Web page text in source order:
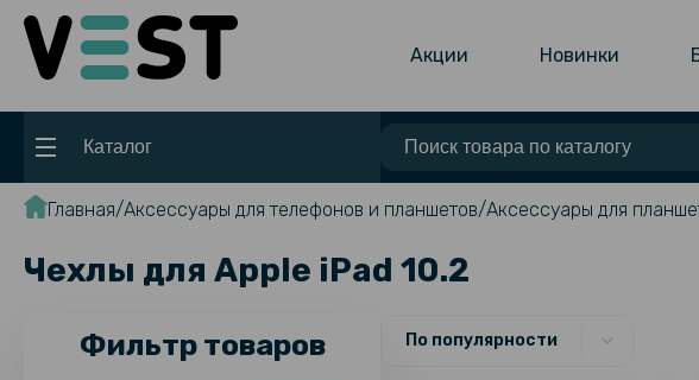
Акции Новинки
Каталог
Главная Аксессуары для телефонов и планшетов Аксессуары для
Чехлы для Apple iPad 10.2
Фильтр товаров По популярности